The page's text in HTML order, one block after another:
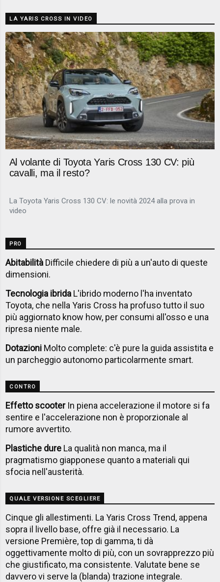
LA YARIS CROSS IN VIDEO
Al volante di Toyota Yaris Cross 130 CV: più
cavalli, ma il resto?
La Toyota Yaris Cross 130 CV: le novità 2024 alla prova in
video
PRO
Abitabilità Difficile chiedere di più a un'auto di queste
dimensioni.
Tecnologia ibrida L'ibrido moderno l'ha inventato
Toyota, che nella Yaris Cross ha profuso tutto il suo
più aggiornato know how, per consumi all'osso e una
ripresa niente male.
Dotazioni Molto complete: c'è pure la guida assistita e
un parcheggio autonomo particolarmente smart.
CONTRO
Effetto scooterIn piena accelerazione il motore si fa
sentire e l'accelerazione non è proporzionale al
rumore avvertito.
Plastiche dure La qualità non manca, ma il
pragmatismo giapponese quanto a materiali qui
sfocia nell'austerità.
QUALE VERSIONE SCEGLIERE
Cinque gli allestimenti. La Yaris Cross Trend, appena
sopra il livello base, offre già il necessario. La
versione Première, top di gamma, ti dà
oggettivamente molto di più, con un sovrapprezzo più
che giustificato, ma consistente. Valutate bene se
davvero vi serve la (blanda) trazione integrale.